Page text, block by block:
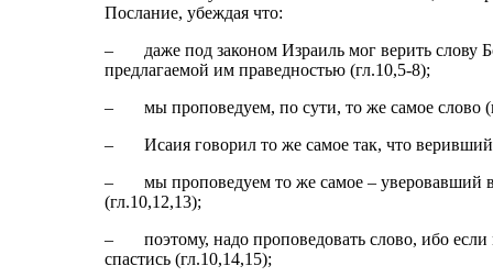
Послание, убеждая что:
– даже под законом Израиль мог верить
предлагаемой им праведностью (гл.10,5-8);
– мы проповедуем, по сути, то же самое слово
– Исаия говорил то же самое так, что
– мы проповедуем то же самое – уверовавший
(гл.10,12,13);
– поэтому, надо проповедовать слово, ибо
спастись (гл.10,14,15);